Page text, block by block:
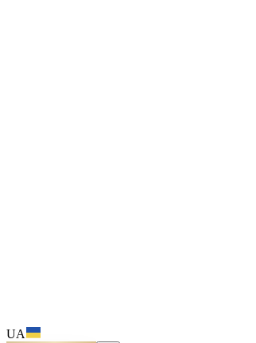
UA